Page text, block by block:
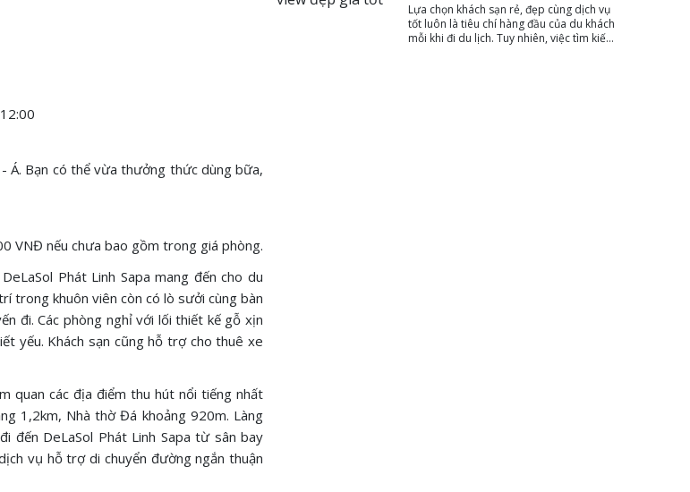
12:00
Á. Bạn có thể vừa thưởng thức dùng bữa,
VNĐ nếu chưa bao gồm trong giá phòng.
Phát Linh Sapa mang đến cho du
trong khuôn viên còn có lò sưởi cùng bàn
đi. Các phòng nghỉ với lối thiết kế gỗ xịn
yếu. Khách sạn cũng hỗ trợ cho thuê xe
quan các địa điểm thu hút nổi tiếng nhất
1,2km, Nhà thờ Đá khoảng 920m. Làng
đến DeLaSol Phát Linh Sapa từ sân bay
vụ hỗ trợ di chuyển đường ngắn thuận
Lựa chọn khách sạn rẻ, đẹp cùng dịch vụ
tốt luôn là tiêu chí hàng đầu của du khách
mỗi khi đi du lịch. Tuy nhiên, việc tìm kiếm